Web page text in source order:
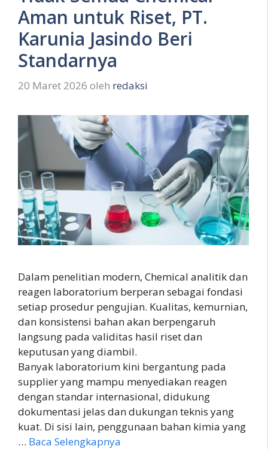
Aman untuk Riset, PT.
Karunia Jasindo Beri
Standarnya
20 Maret 2026 oleh redaksi
Dalam penelitian modern, Chemical analitik dan
reagen laboratorium berperan sebagai fondasi
setiap prosedur pengujian. Kualitas, kemurnian,
dan konsistensi bahan akan berpengaruh
langsung pada validitas hasil riset dan
keputusan yang diambil.
Banyak laboratorium kini bergantung pada
supplier yang mampu menyediakan reagen
dengan standar internasional, didukung
dokumentasi jelas dan dukungan teknis yang
kuat. Di sisi lain, penggunaan bahan kimia yang
… Baca Selengkapnya